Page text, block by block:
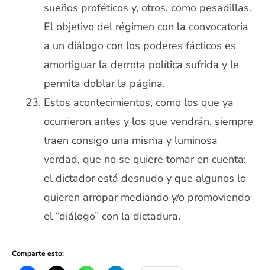
sueños proféticos y, otros, como pesadillas.
El objetivo del régimen con la convocatoria
a un diálogo con los poderes fácticos es
amortiguar la derrota política sufrida y le
permita doblar la página.
Estos acontecimientos, como los que ya
ocurrieron antes y los que vendrán, siempre
traen consigo una misma y luminosa
verdad, que no se quiere tomar en cuenta:
el dictador está desnudo y que algunos lo
quieren arropar mediando y/o promoviendo
el “diálogo” con la dictadura.
Comparte esto: